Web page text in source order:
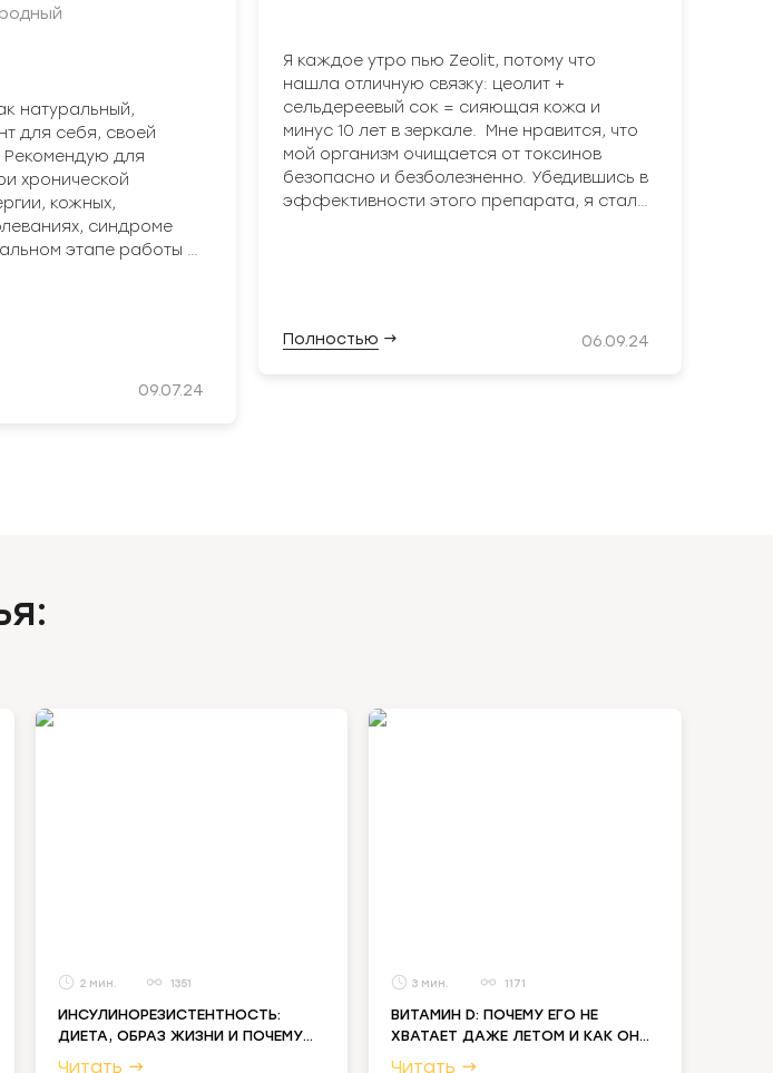
натуральный,
для себя, своей
Рекомендую для
хронической
кожных,
синдроме
этапе работы с
09.07.24
Я каждое утро пью Zeolit, потому что
нашла отличную связку: цеолит +
сельдереевый сок = сияющая кожа и
минус 10 лет в зеркале. Мне нравится, что
мой организм очищается от токсинов
безопасно и безболезненно. Убедившись в
эффективности этого препарата, я стала
Полностью → 06.09.24
2 1351
ИНСУЛИНОРЕЗИСТЕНТНОСТЬ:
ДИЕТА, ОБРАЗ ЖИЗНИ И ПОЧЕМУ
→
3 1171
ВИТАМИН D: ПОЧЕМУ ЕГО НЕ
ХВАТАЕТ ДАЖЕ ЛЕТОМ И КАК ОН
→